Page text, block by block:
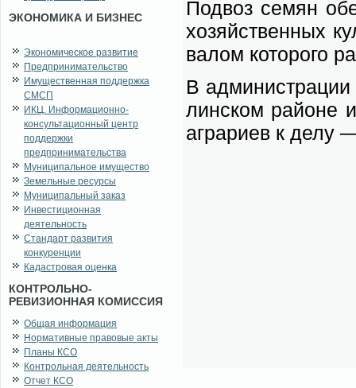
ЭКОНОМИКА И БИЗНЕС
Экономическое развитие
Предпринимательство
Имущественная поддержка
СМСП
ИКЦ. Информационно-
консультационный центр
поддержки
предпринимательства
Муниципальное имущество
Земельные ресурсы
Муниципальный заказ
Инвестиционная
деятельность
Стандарт развития
конкуренции
Кадастровая оценка
КОНТРОЛЬНО-
РЕВИЗИОННАЯ КОМИССИЯ
Общая информация
Нормативные правовые акты
Планы КСО
Контрольная деятельность
Отчет КСО
Под­воз се­мян
хо­зяй­ствен­ных
ва­лом ко­то­ро­го
В
лин­ском рай­оне
аг­ра­ри­ев к де­лу